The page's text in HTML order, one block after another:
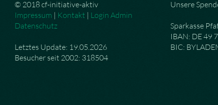
© 2018 cf-initiative-aktiv
Impressum | Kontakt | Login Admin
Datenschutz
Letztes Update: 19.05.2026
Besucher seit 2002: 318504
Unsere
Sparkasse
IBAN: DE 49
BIC: